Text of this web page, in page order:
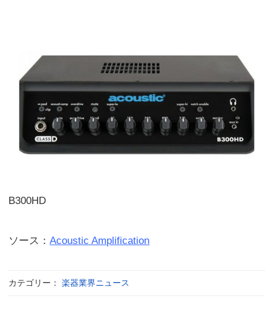
B300HD
ソース：Acoustic Amplification
カテゴリー：楽器業界ニュース